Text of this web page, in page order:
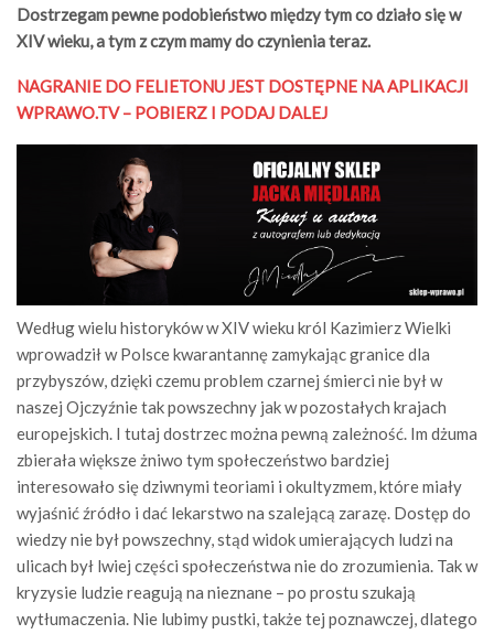
Dostrzegam pewne podobieństwo między tym co działo się w
XIV wieku, a tym z czym mamy do czynienia teraz.
NAGRANIE DO FELIETONU JEST DOSTĘPNE NA APLIKACJI
WPRAWO.TV – POBIERZ I PODAJ DALEJ
Według wielu historyków w XIV wieku król Kazimierz Wielki
wprowadził w Polsce kwarantannę zamykając granice dla
przybyszów, dzięki czemu problem czarnej śmierci nie był w
naszej Ojczyźnie tak powszechny jak w pozostałych krajach
europejskich. I tutaj dostrzec można pewną zależność. Im dżuma
zbierała większe żniwo tym społeczeństwo bardziej
interesowało się dziwnymi teoriami i okultyzmem, które miały
wyjaśnić źródło i dać lekarstwo na szalejącą zarazę. Dostęp do
wiedzy nie był powszechny, stąd widok umierających ludzi na
ulicach był lwiej części społeczeństwa nie do zrozumienia. Tak w
kryzysie ludzie reagują na nieznane – po prostu szukają
wytłumaczenia. Nie lubimy pustki, także tej poznawczej, dlatego